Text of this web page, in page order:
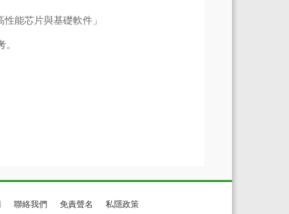
能芯片與基礎軟件」
聯絡我們 免責聲名 私隱政策